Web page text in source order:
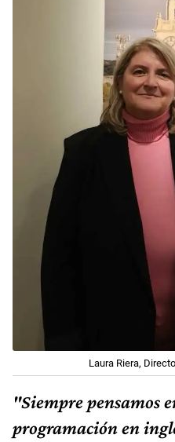
Laura Riera,
"Siempre pensamos
programación en